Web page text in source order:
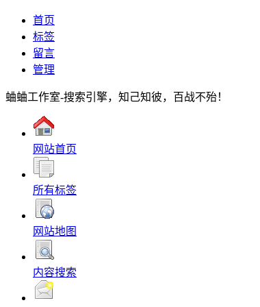
首页
标签
留言
管理
蛐蛐工作室-搜索引擎，知己知彼，百战不殆！
网站首页
所有标签
网站地图
内容搜索